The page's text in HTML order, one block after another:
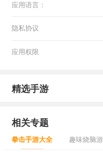
应用语言：
隐私协议
应用权限
精选手游
相关专题
拳击手游大全 趣味烧脑